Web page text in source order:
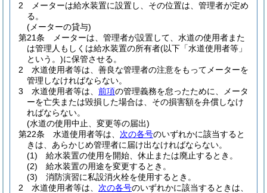
2
メーターは給水装置に設置し、その位置は、管理者が定め
る。
(メーターの貸与)
第21条
メーターは、管理者が設置して、水道の使用者また
は管理人もしくは給水装置の所有者(以下「水道使用者等」
という。)に保管させる。
2
水道使用者等は、善良な管理者の注意をもってメーターを
管理しなければならない。
3
水道使用者等は、 前項の管理義務を怠ったために、メータ
ーを亡失または毀損した場合は、その損害額を弁償しなけ
ればならない。
(水道の使用中止、変更等の届出)
第22条
水道使用者等は、 次の各号のいずれかに該当すると
きは、あらかじめ管理者に届け出なければならない。
(1)
給水装置の使用を開始、休止または廃止するとき。
(2)
給水装置の用途を変更するとき。
(3)
消防演習に私設消火栓を使用するとき。
2
水道使用者等は、 次の各号のいずれかに該当するときは、